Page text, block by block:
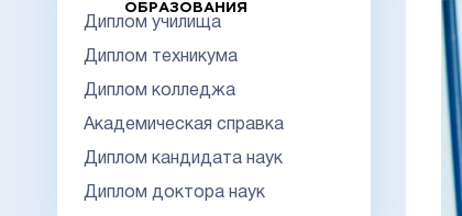
ОБРАЗОВАНИЯ
Диплом училища
Диплом техникума
Диплом колледжа
Академическая справка
Диплом кандидата наук
Диплом доктора наук